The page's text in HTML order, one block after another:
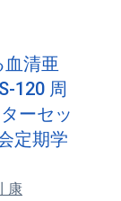
血清亜
120 周
ーセッ
定期学
康